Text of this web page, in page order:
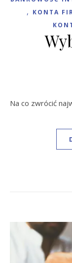
, KONTA
Na co zwrócić